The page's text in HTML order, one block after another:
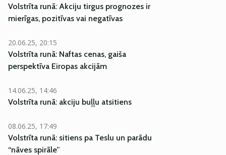
Volstrīta runā: Akciju tirgus prognozes ir
mierīgas, pozitīvas vai negatīvas
20.06.25, 20:15
Volstrīta runā: Naftas cenas, gaiša
perspektīva Eiropas akcijām
14.06.25, 14:46
Volstrīta runā: akciju buļļu atsitiens
08.06.25, 17:49
Volstrīta runā: sitiens pa Teslu un parādu
“nāves spirāle”